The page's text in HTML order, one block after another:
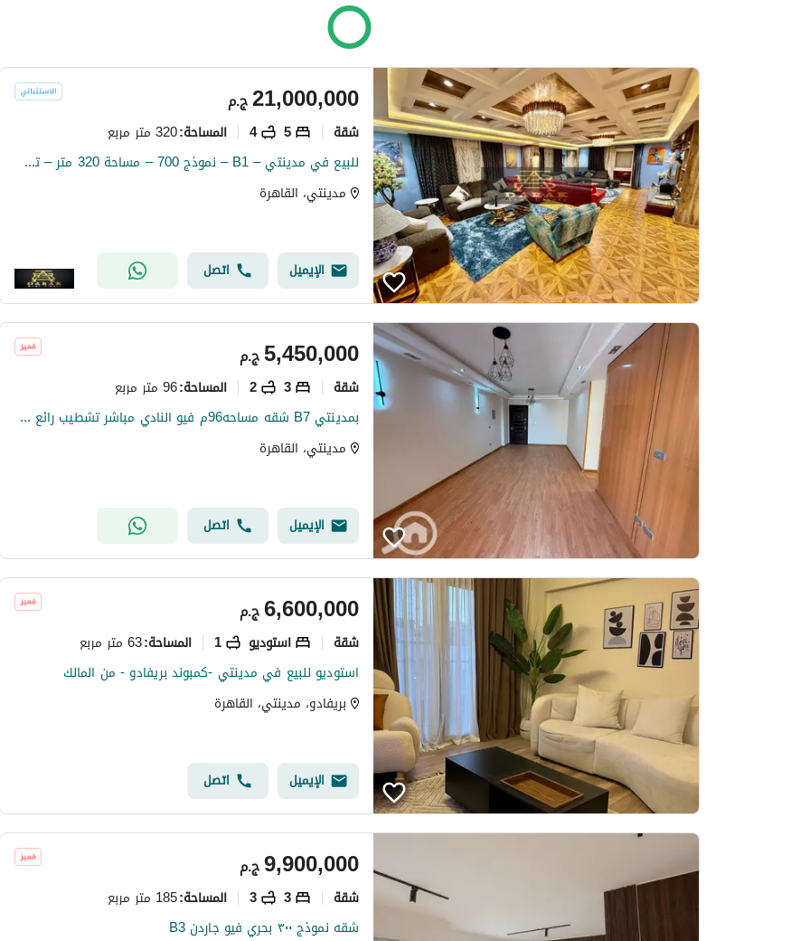
ج.م21,000,000
شقة 5
4 المساحة:320 متر مربع
للبيع في مدينتي – B1 – نموذج 700 – مساحة 320 متر – تشطيبات Ultra Super Lux
مدينتي، القاهرة
الإيميل اتصل
ج.م5,450,000
شقة 3
2 المساحة:96 متر مربع
بمدينتي B7 شقه مساحه96م فيو النادي مباشر تشطيب رائع جدا 3غرف نوم خالصه الثمن
مدينتي، القاهرة
الإيميل اتصل
ج.م6,600,000
شقة استوديو 1 المساحة:63 متر مربع
استوديو للبيع في مدينتي -كمبوند بريفادو - من المالك
بريفادو، مدينتي، القاهرة
الإيميل اتصل
ج.م9,900,000
شقة 3
3 المساحة:185 متر مربع
شقه نموذج ٣٠٠ بحري فيو جاردن B3